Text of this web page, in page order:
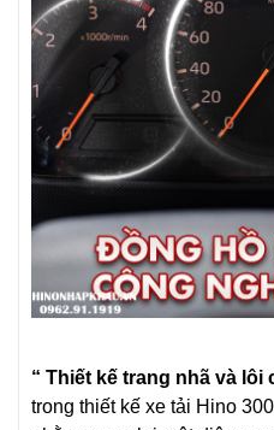
“ Thiết kế trang nhã và lôi
trong thiết kế xe tải Hino